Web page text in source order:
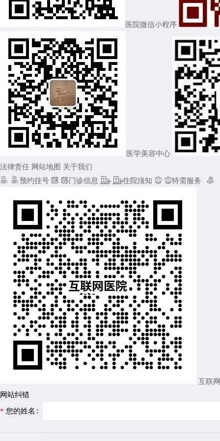
医院微信小程序
医学美容中心
法律责任 网站地图 关于我们
 预约挂号  门诊信息  住院须知  特需服务 
互联
网站纠错
您的姓名